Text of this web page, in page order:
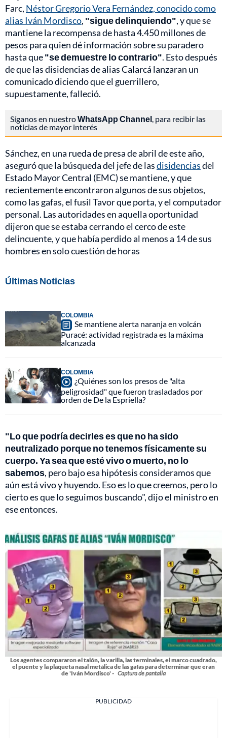
Farc, Néstor Gregorio Vera Fernández, conocido como
alias Iván Mordisco, "sigue delinquiendo", y que se
mantiene la recompensa de hasta 4.450 millones de
pesos para quien dé información sobre su paradero
hasta que"se demuestre lo contrario". Esto después
de que las disidencias de alias Calarcá lanzaran un
comunicado diciendo que el guerrillero,
supuestamente, falleció.
Síganos en nuestroWhatsApp Channel, para recibir las
noticias de mayor interés
Sánchez, en una rueda de presa de abril de este año,
aseguró que la búsqueda del jefe de lasdisidenciasdel
Estado Mayor Central (EMC) se mantiene, y que
recientemente encontraron algunos de sus objetos,
como las gafas, el fusil Tavor que porta, y el computador
personal. Las autoridades en aquella oportunidad
dijeron que se estaba cerrando el cerco de este
delincuente, y que había perdido al menos a 14 de sus
hombres en solo cuestión de horas
Últimas Noticias
COLOMBIA
Se mantiene alerta naranja en volcán
Puracé: actividad registrada es la máxima
alcanzada
COLOMBIA
¿Quiénes son los presos de "alta
peligrosidad" que fueron trasladados por
orden de De la Espriella?
"Lo que podría decirles es que no ha sido
neutralizado porque no tenemos físicamente su
cuerpo. Ya sea que esté vivo o muerto, no lo
sabemos, pero bajo esa hipótesis consideramos que
aún está vivo y huyendo. Eso es lo que creemos, pero lo
cierto es que lo seguimos buscando", dijo el ministro en
ese entonces.
Los agentes compararon el talón, la varilla, las terminales, el marco cuadrado,
el puente y la plaqueta nasal metálica de las gafas para determinar que eran
de 'Iván Mordisco' - Captura de pantalla
PUBLICIDAD